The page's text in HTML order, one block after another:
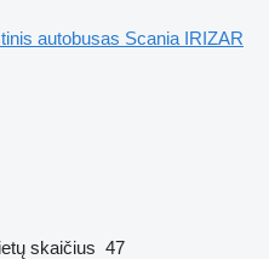
autobusas Scania IRIZAR
skaičius 47